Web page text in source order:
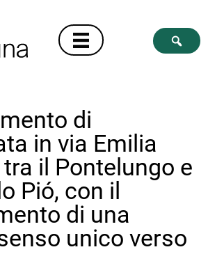
di
in via Emilia
il Pontelungo e
Pió, con il
di una
unico verso